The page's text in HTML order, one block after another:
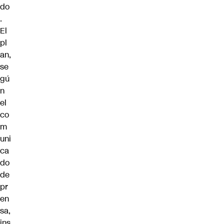
do
.
El
pl
an,
se
gú
n
el
co
m
uni
ca
do
de
pr
en
sa,